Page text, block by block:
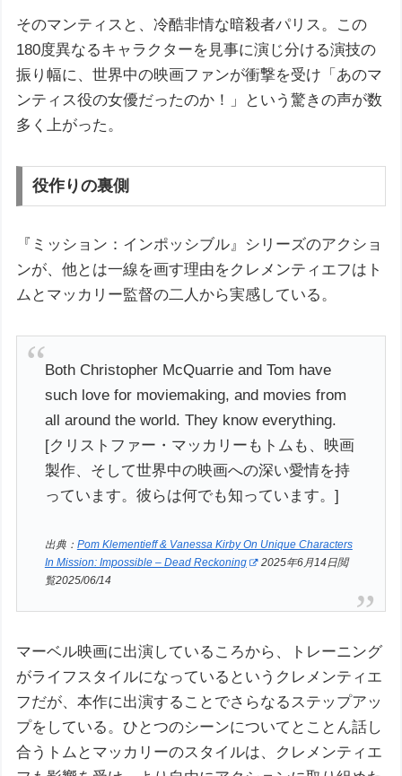
そのマンティスと、冷酷非情な暗殺者パリス。この
180度異なるキャラクターを見事に演じ分ける演技の
振り幅に、世界中の映画ファンが衝撃を受け「あのマ
ンティス役の女優だったのか！」という驚きの声が数
多く上がった。
役作りの裏側
『ミッション：インポッシブル』シリーズのアクショ
ンが、他とは一線を画す理由をクレメンティエフはト
ムとマッカリー監督の二人から実感している。
Both Christopher McQuarrie and Tom have
such love for moviemaking, and movies from
all around the world. They know everything.
[クリストファー・マッカリーもトムも、映画
製作、そして世界中の映画への深い愛情を持
っています。彼らは何でも知っています。]
出典： Pom Klementieff & Vanessa Kirby On Unique Characters
In Mission: Impossible – Dead Reckoning
2025年6月14日閲
覧2025/06/14
マーベル映画に出演しているころから、トレーニング
がライフスタイルになっているというクレメンティエ
フだが、本作に出演することでさらなるステップアッ
プをしている。ひとつのシーンについてとことん話し
合うトムとマッカリーのスタイルは、クレメンティエ